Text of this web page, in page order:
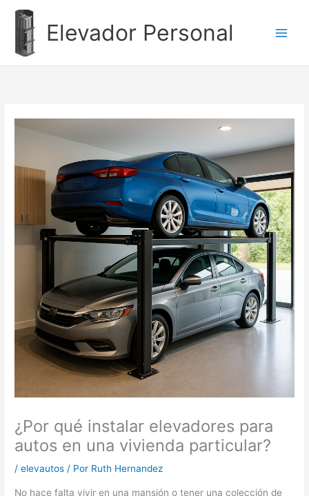
contenido
Elevador Personal
¿Por qué instalar elevadores para
autos en una vivienda particular?
/elevautos / Por Ruth Hernandez
No hace falta vivir en una mansión o tener una colección de